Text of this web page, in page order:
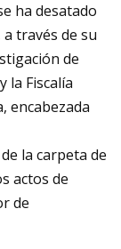
ha desatado
través de su
de
la Fiscalía
encabezada
la carpeta de
actos de
de